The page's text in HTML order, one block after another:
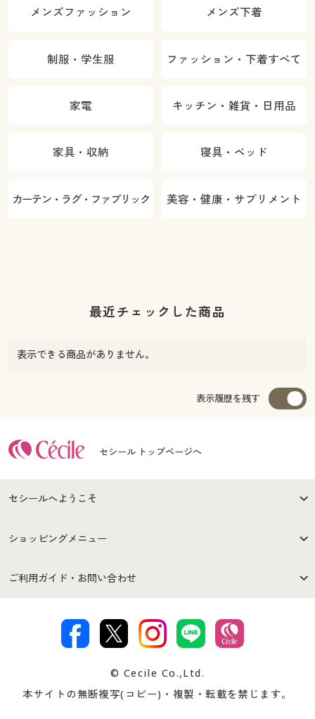
メンズファッション メンズ下着
制服・学生服 ファッション・下着すべて
家電 キッチン・雑貨・日用品
家具・収納 寝具・ベッド
カーテン・ラグ・ファブリック 美容・健康・サプリメント
最近チェックした商品
表示できる商品がありません。
表示履歴を残す
セシール トップページへ
セシールへようこそ
はじめての方へ
セシールご利用規約
著作権・商標について 会社案内
ショッピングメニュー
商品カテゴリ
プレゼント＆キャンペーン サイトマップ
ご利用ガイド・お問い合わせ
交換・返品は お支払は
ついて
忘れの場合
© Cecile Co.,Ltd.
本サイトの無断複写(コピー)・複製・転載を禁じます。